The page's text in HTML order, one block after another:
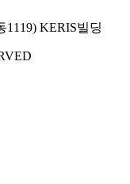
1119) KERIS빌딩